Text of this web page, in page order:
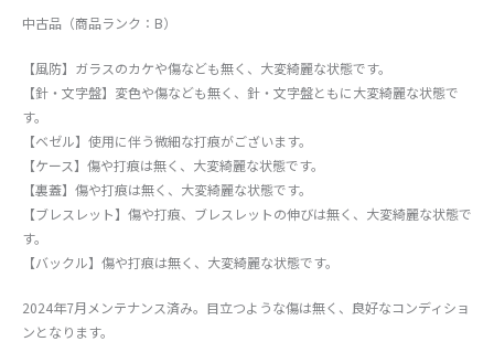
中古品（商品ランク：B）
【風防】ガラスのカケや傷なども無く、大変綺麗な状態です。
【針・文字盤】変色や傷なども無く、針・文字盤ともに大変綺麗な状態で
す。
【ベゼル】使用に伴う微細な打痕がございます。
【ケース】傷や打痕は無く、大変綺麗な状態です。
【裏蓋】傷や打痕は無く、大変綺麗な状態です。
【ブレスレット】傷や打痕、ブレスレットの伸びは無く、大変綺麗な状態で
す。
【バックル】傷や打痕は無く、大変綺麗な状態です。
2024年7月メンテナンス済み。目立つような傷は無く、良好なコンディショ
ンとなります。